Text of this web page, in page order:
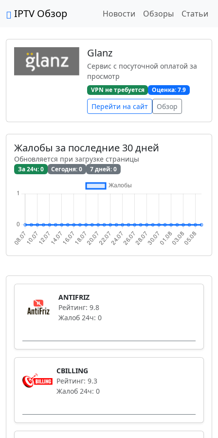
IPTV Обзор Новости Обзоры Статьи
Glanz
Сервис с посуточной оплатой за
просмотр
VPN не требуется Оценка: 7.9
Перейти на сайт Обзор
Жалобы за последние 30 дней
Обновляется при загрузке страницы
За 24ч: 0 Сегодня: 0 7 дней: 0
ANTIFRIZ
Рейтинг: 9.8
Жалоб 24ч: 0
CBILLING
Рейтинг: 9.3
Жалоб 24ч: 0